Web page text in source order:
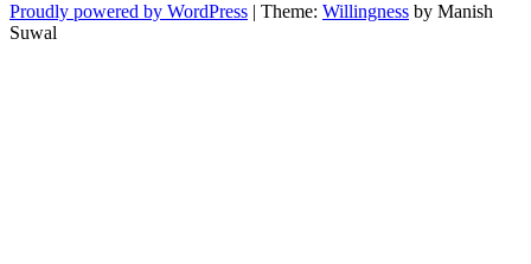
Proudly powered by WordPress | Theme: Willingness by Manish
Suwal